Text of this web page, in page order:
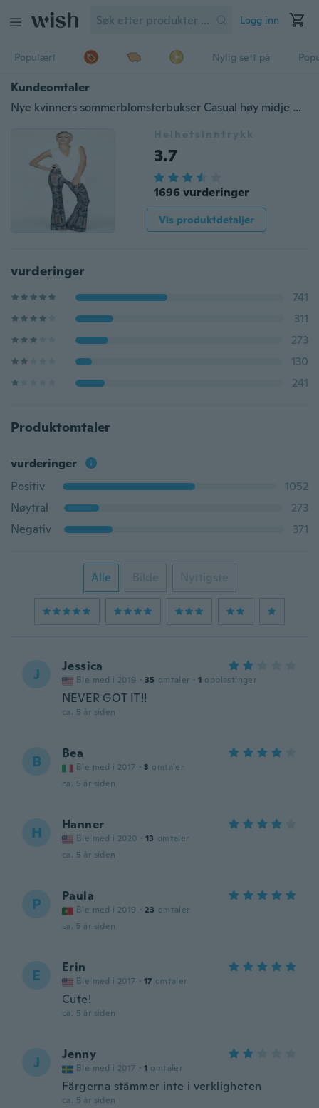
Logg inn
Populært Nylig sett på
Kundeomtaler
Nye kvinners sommerblomsterbukser Casual høy midje bluss brede ben lange bukser
Helhetsinntrykk
3.7
1696 vurderinger
Vis produktdetaljer
vurderinger
741
311
273
130
241
Produktomtaler
vurderinger
Positiv
1052
Nøytral
273
Negativ
371
Alle Bilde Nyttigste
J Jessica
Ble med i 2019 · 35 omtaler · 1 opplastinger
NEVER GOT IT!!
ca. 5 år siden
B Bea
Ble med i 2017 · 3 omtaler
ca. 5 år siden
H Hanner
Ble med i 2020 · 13 omtaler
ca. 5 år siden
P Paula
Ble med i 2019 · 23 omtaler
ca. 5 år siden
E Erin
Ble med i 2017 · 17 omtaler
Cute!
ca. 5 år siden
J Jenny
Ble med i 2017 · 1 omtaler
Färgerna stämmer inte i verkligheten
ca. 5 år siden